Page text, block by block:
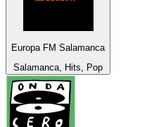
Europa FM Salamanca
Salamanca, Hits, Pop